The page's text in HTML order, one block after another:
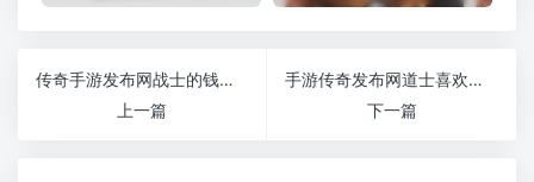
传奇手游发布网战士的钱都花在了哪
上一篇
手游传奇发布网道士喜欢召唤什么宝宝
下一篇